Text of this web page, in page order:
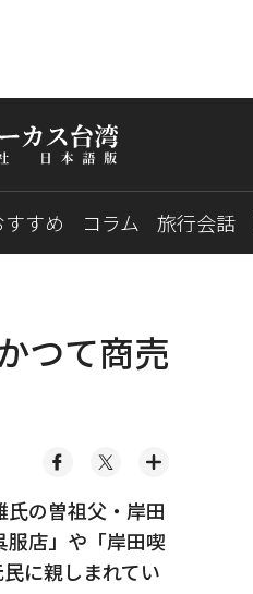
すすめ コラム 旅行会話
つて商売
の曽祖父・岸田
店」や「岸田喫
に親しまれてい